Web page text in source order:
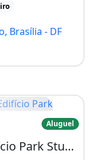
Brasília - DF
Park Aluguel
SGCVS Lote 11 - Park Sul - Edifício Park Studios